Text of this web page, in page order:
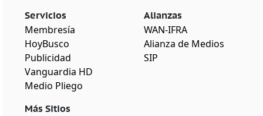
Servicios
Membresía
HoyBusco
Publicidad
Vanguardia HD
Medio Pliego
Más Sitios
Alianzas
WAN-IFRA
Alianza de Medios
SIP